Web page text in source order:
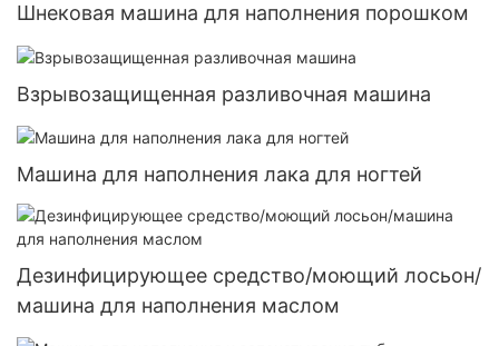
Шнековая машина для наполнения порошком
Взрывозащищенная разливочная машина
Машина для наполнения лака для ногтей
Дезинфицирующее средство/моющий лосьон/
машина для наполнения маслом